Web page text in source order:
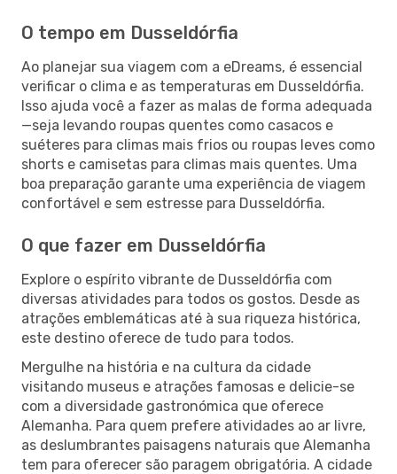
O tempo em Dusseldórfia
Ao planejar sua viagem com a eDreams, é essencial
verificar o clima e as temperaturas em Dusseldórfia.
Isso ajuda você a fazer as malas de forma adequada
—seja levando roupas quentes como casacos e
suéteres para climas mais frios ou roupas leves como
shorts e camisetas para climas mais quentes. Uma
boa preparação garante uma experiência de viagem
confortável e sem estresse para Dusseldórfia.
O que fazer em Dusseldórfia
Explore o espírito vibrante de Dusseldórfia com
diversas atividades para todos os gostos. Desde as
atrações emblemáticas até à sua riqueza histórica,
este destino oferece de tudo para todos.
Mergulhe na história e na cultura da cidade
visitando museus e atrações famosas e delicie-se
com a diversidade gastronómica que oferece
Alemanha. Para quem prefere atividades ao ar livre,
as deslumbrantes paisagens naturais que Alemanha
tem para oferecer são paragem obrigatória. A cidade